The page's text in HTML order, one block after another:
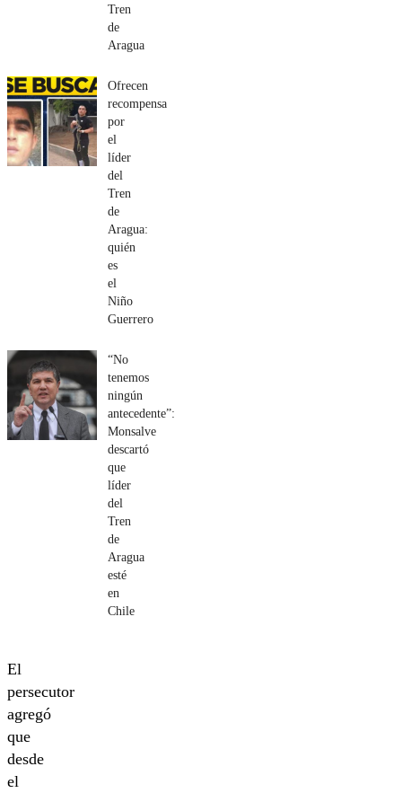
Tren
de
Aragua
Ofrecen
recompensa
por
el
líder
del
Tren
de
Aragua:
quién
es
el
Niño
Guerrero
“No
tenemos
ningún
antecedente”:
Monsalve
descartó
que
líder
del
Tren
de
Aragua
esté
en
Chile
El
persecutor
agregó
que
desde
el